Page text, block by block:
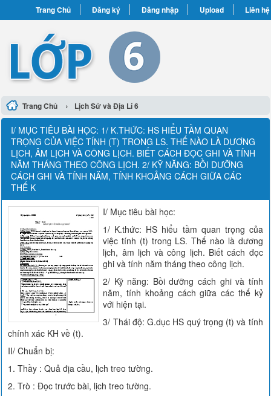
Trang Chủ Đăng ký Đăng nhập Upload Liên hệ
Trang Chủ › Lịch Sử và Địa Lí 6
I/ MỤC TIÊU BÀI HỌC: 1/ K.THỨC: HS HIỂU TẦM QUAN
TRỌNG CỦA VIỆC TÍNH (T) TRONG LS. THẾ NÀO LÀ DƯƠNG
LỊCH, ÂM LỊCH VÀ CÔNG LỊCH. BIẾT CÁCH ĐỌC GHI VÀ TÍNH
NĂM THÁNG THEO CÔNG LỊCH. 2/ KỸ NĂNG: BỒI DƯỠNG
CÁCH GHI VÀ TÍNH NĂM, TÍNH KHOẢNG CÁCH GIỮA CÁC
THẾ K
I/ Mục tiêu bài học:
1/ K.thức: HS hiểu tầm quan trọng của
việc tính (t) trong LS. Thế nào là dương
lịch, âm lịch và công lịch. Biết cách đọc
ghi và tính năm tháng theo công lịch.
2/ Kỹ năng: Bồi dưỡng cách ghi và tính
năm, tính khoảng cách giữa các thế kỷ
với hiện tại.
3/ Thái độ: G.dục HS quý trọng (t) và tính
chính xác KH về (t).
II/ Chuẩn bị:
1. Thầy : Quả địa cầu, lịch treo tường.
2. Trò : Đọc trước bài, lịch treo tường.